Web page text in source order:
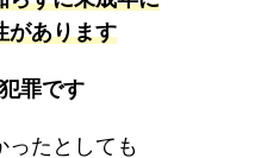
があります
罪です
ったとしても